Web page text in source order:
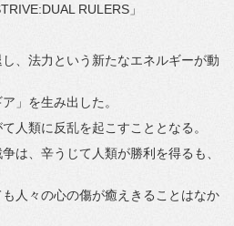
RULERS」
、法力という新たなエネルギーが動
」を生み出した。
人類に反乱を起こすこととなる。
は、辛うじて人類が勝利を得るも、
人々の心の傷が癒えきることはなか